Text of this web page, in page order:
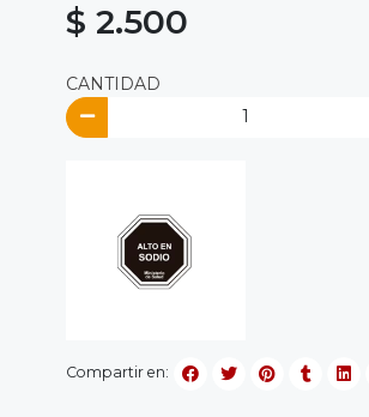
$ 2.500
CANTIDAD
Compartir en: